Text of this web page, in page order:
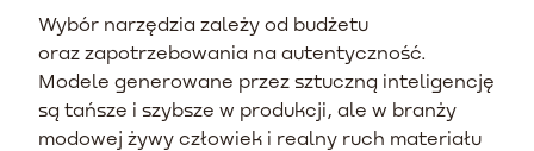
Wybór narzędzia zależy od budżetu
oraz zapotrzebowania na autentyczność.
Modele generowane przez sztuczną inteligencję
są tańsze i szybsze w produkcji, ale w branży
modowej żywy człowiek i realny ruch materiału